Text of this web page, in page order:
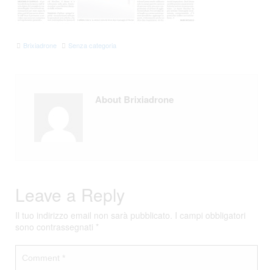
Brixiadrone Senza categoria
About Brixiadrone
Leave a Reply
Il tuo indirizzo email non sarà pubblicato.
I campi obbligatori
sono contrassegnati *